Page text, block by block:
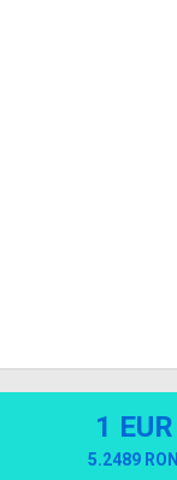
1 EUR
5.2489 RON